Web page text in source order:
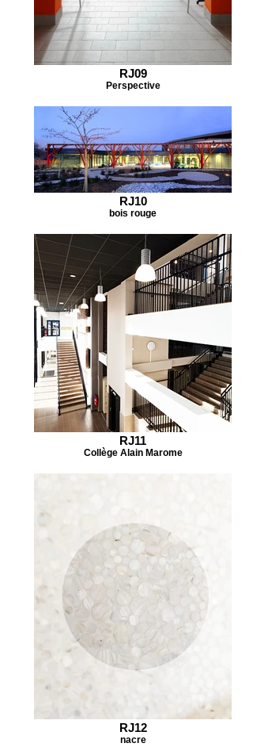
RJ09
Perspective
RJ10
bois rouge
RJ11
Collège Alain Marome
RJ12
nacre